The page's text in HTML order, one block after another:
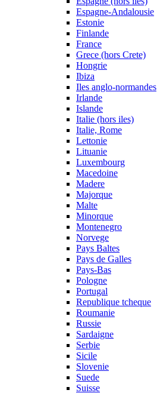
Espagne-Andalousie
Estonie
Finlande
France
Grece (hors Crete)
Hongrie
Ibiza
Iles anglo-normandes
Irlande
Islande
Italie (hors iles)
Italie, Rome
Lettonie
Lituanie
Luxembourg
Macedoine
Madere
Majorque
Malte
Minorque
Montenegro
Norvege
Pays Baltes
Pays de Galles
Pays-Bas
Pologne
Portugal
Republique tcheque
Roumanie
Russie
Sardaigne
Serbie
Sicile
Slovenie
Suede
Suisse